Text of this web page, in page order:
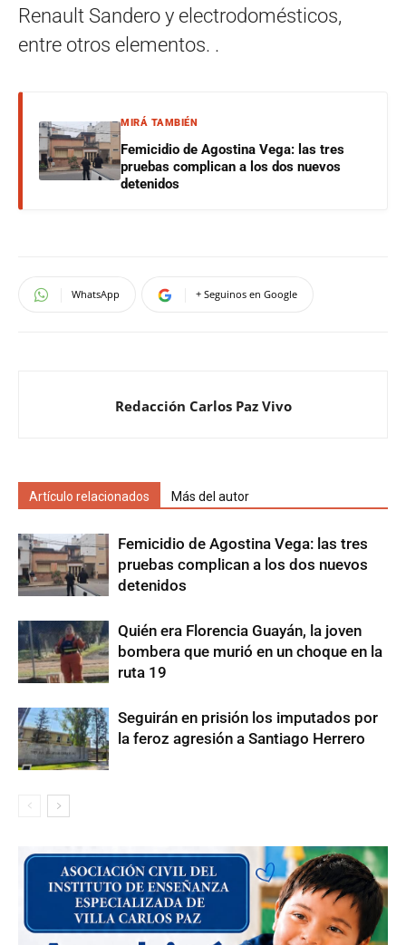
Renault Sandero y electrodomésticos,
entre otros elementos. .
MIRÁ TAMBIÉN
Femicidio de Agostina Vega: las tres
pruebas complican a los dos nuevos
detenidos
WhatsApp + Seguinos en Google
Redacción Carlos Paz Vivo
Artículo relacionados Más del autor
Femicidio de Agostina Vega: las tres
pruebas complican a los dos nuevos
detenidos
Quién era Florencia Guayán, la joven
bombera que murió en un choque en la
ruta 19
Seguirán en prisión los imputados por
la feroz agresión a Santiago Herrero